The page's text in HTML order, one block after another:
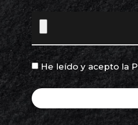
He leído y acepto la